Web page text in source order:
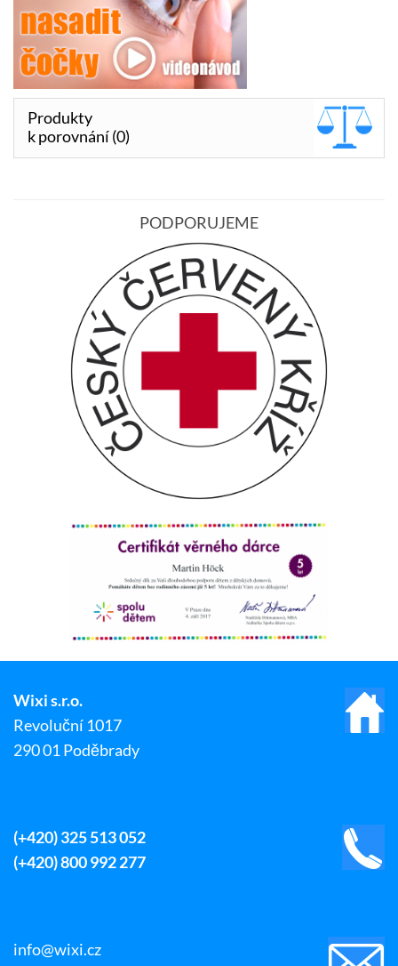
Produkty
k porovnání (0)
PODPORUJEME
Wixi s.r.o.
Revoluční 1017
290 01 Poděbrady
(+420) 325 513 052
(+420) 800 992 277
info@wixi.cz